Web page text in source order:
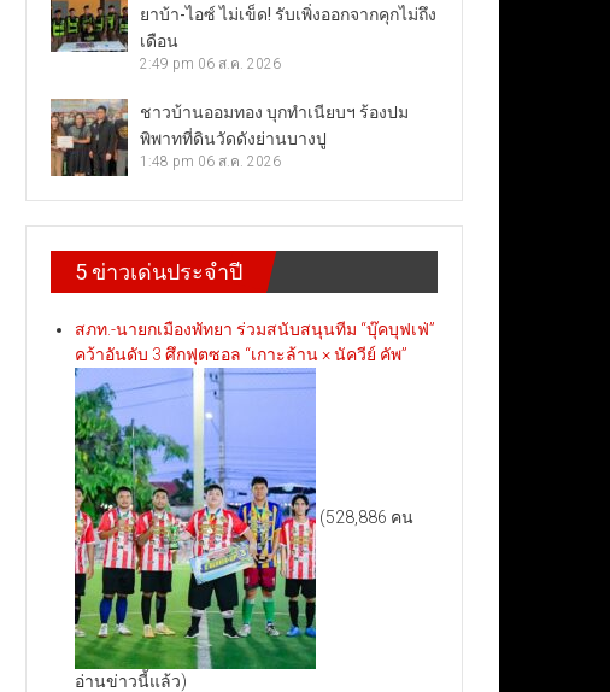
ยาบ้า-ไอซ์ ไม่เข็ด! รับเพิ่งออกจากคุกไม่ถึง
เดือน
2:49 pm 06 ส.ค. 2026
ชาวบ้านออมทอง บุกทำเนียบฯ ร้องปม
พิพาทที่ดินวัดดังย่านบางปู
1:48 pm 06 ส.ค. 2026
5 ข่าวเด่นประจำปี
สภท.-นายกเมืองพัทยา ร่วมสนับสนุนทีม “บุ๊คบุฟเฟ่”
คว้าอันดับ 3 ศึกฟุตซอล “เกาะล้าน × นัควีย์ คัพ”
(528,886 คน
อ่านข่าวนี้แล้ว)